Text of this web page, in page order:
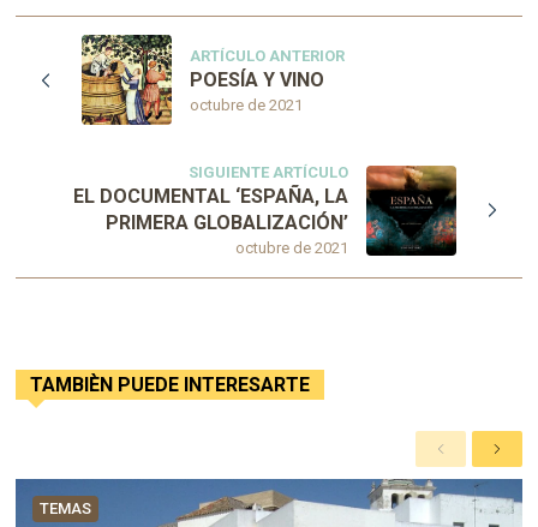
ARTÍCULO ANTERIOR
octubre de 2021
POESÍA Y VINO
SIGUIENTE ARTÍCULO
octubre de 2021
EL DOCUMENTAL ‘ESPAÑA, LA
PRIMERA GLOBALIZACIÓN’
TAMBIÈN PUEDE INTERESARTE
A
n
t
e
S
i
g
u
TEMAS